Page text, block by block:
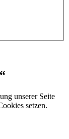
unserer Seite
setzen.